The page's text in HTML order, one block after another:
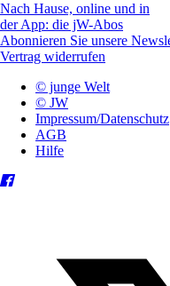
Nach Hause, online und in
der App: die jW-Abos
Abonnieren Sie unsere
Vertrag widerrufen
© junge Welt
© JW
Impressum/Datenschutz
AGB
Hilfe